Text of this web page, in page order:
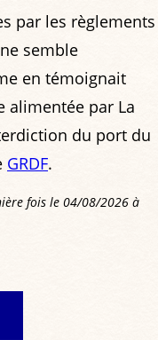
par les règlements
semble
en témoignait
alimentée par La
du port du
GRDF.
fois le 04/08/2026 à